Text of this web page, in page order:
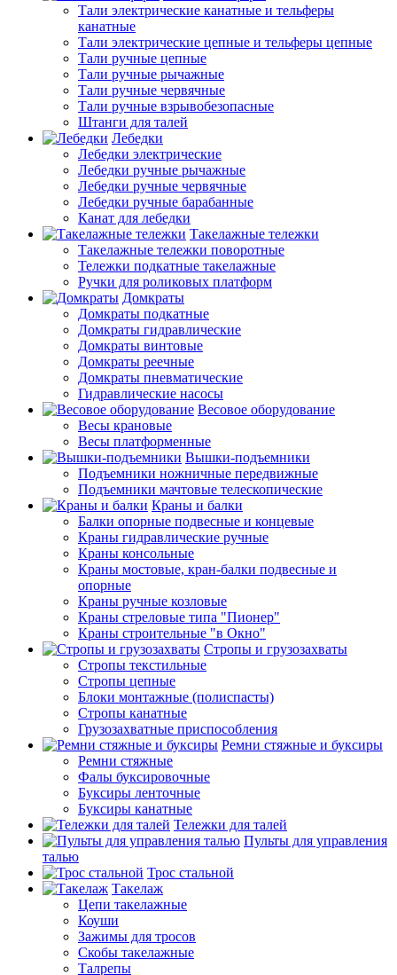
Тали электрические канатные и тельферы
канатные
Тали электрические цепные и тельферы цепные
Тали ручные цепные
Тали ручные рычажные
Тали ручные червячные
Тали ручные взрывобезопасные
Штанги для талей
Лебедки
Лебедки электрические
Лебедки ручные рычажные
Лебедки ручные червячные
Лебедки ручные барабанные
Канат для лебедки
Такелажные тележки
Такелажные тележки поворотные
Тележки подкатные такелажные
Ручки для роликовых платформ
Домкраты
Домкраты подкатные
Домкраты гидравлические
Домкраты винтовые
Домкраты реечные
Домкраты пневматические
Гидравлические насосы
Весовое оборудование
Весы крановые
Весы платформенные
Вышки-подъемники
Подъемники ножничные передвижные
Подъемники мачтовые телескопические
Краны и балки
Балки опорные подвесные и концевые
Краны гидравлические ручные
Краны консольные
Краны мостовые, кран-балки подвесные и
опорные
Краны ручные козловые
Краны стреловые типа "Пионер"
Краны строительные "в Окно"
Стропы и грузозахваты
Стропы текстильные
Стропы цепные
Блоки монтажные (полиспасты)
Стропы канатные
Грузозахватные приспособления
Ремни стяжные и буксиры
Ремни стяжные
Фалы буксировочные
Буксиры ленточные
Буксиры канатные
Тележки для талей
Пульты для управления
талью
Трос стальной
Такелаж
Цепи такелажные
Коуши
Зажимы для тросов
Скобы такелажные
Талрепы